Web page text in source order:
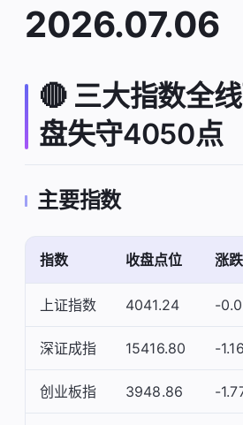
2026.07.06
🔴 三大指数全
盘失守4050点
主要指数
指数 收盘点位 涨
上证指数 4041.24 -
深证成指 15416.80 -
创业板指 3948.86 -